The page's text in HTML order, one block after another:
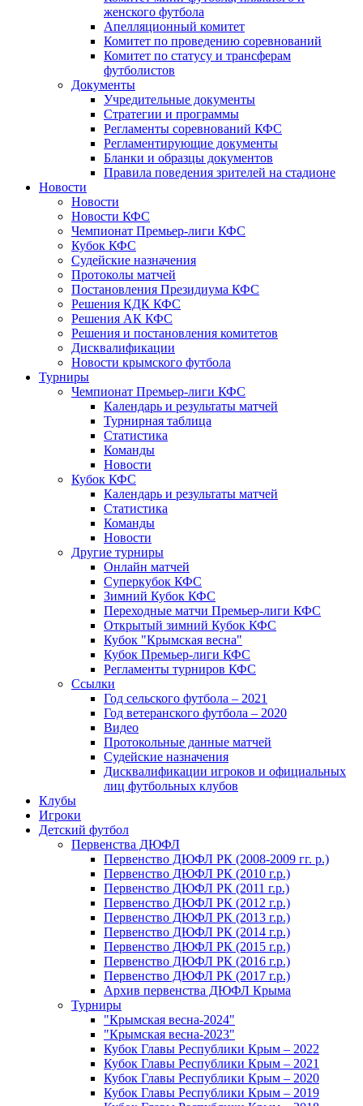
женского футбола
Апелляционный комитет
Комитет по проведению соревнований
Комитет по статусу и трансферам
футболистов
Документы
Учредительные документы
Стратегии и программы
Регламенты соревнований КФС
Регламентирующие документы
Бланки и образцы документов
Правила поведения зрителей на стадионе
Новости
Новости
Новости КФС
Чемпионат Премьер-лиги КФС
Кубок КФС
Судейские назначения
Протоколы матчей
Постановления Президиума КФС
Решения КДК КФС
Решения АК КФС
Решения и постановления комитетов
Дисквалификации
Новости крымского футбола
Турниры
Чемпионат Премьер-лиги КФС
Календарь и результаты матчей
Турнирная таблица
Статистика
Команды
Новости
Кубок КФС
Календарь и результаты матчей
Статистика
Команды
Новости
Другие турниры
Онлайн матчей
Суперкубок КФС
Зимний Кубок КФС
Переходные матчи Премьер-лиги КФС
Открытый зимний Кубок КФС
Кубок "Крымская весна"
Кубок Премьер-лиги КФС
Регламенты турниров КФС
Ссылки
Год сельского футбола – 2021
Год ветеранского футбола – 2020
Видео
Протокольные данные матчей
Судейские назначения
Дисквалификации игроков и официальных
лиц футбольных клубов
Клубы
Игроки
Детский футбол
Первенства ДЮФЛ
Первенство ДЮФЛ РК (2008-2009 гг. р.)
Первенство ДЮФЛ РК (2010 г.р.)
Первенство ДЮФЛ РК (2011 г.р.)
Первенство ДЮФЛ РК (2012 г.р.)
Первенство ДЮФЛ РК (2013 г.р.)
Первенство ДЮФЛ РК (2014 г.р.)
Первенство ДЮФЛ РК (2015 г.р.)
Первенство ДЮФЛ РК (2016 г.р.)
Первенство ДЮФЛ РК (2017 г.р.)
Архив первенства ДЮФЛ Крыма
Турниры
"Крымская весна-2024"
"Крымская весна-2023"
Кубок Главы Республики Крым – 2022
Кубок Главы Республики Крым – 2021
Кубок Главы Республики Крым – 2020
Кубок Главы Республики Крым – 2019